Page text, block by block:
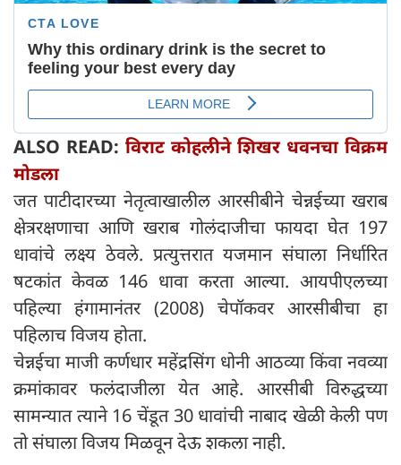
ALSO READ: विराट कोहलीने शिखर धवनचा विक्रम
मोडला
जत पाटीदारच्या नेतृत्वाखालील आरसीबीने चेन्नईच्या खराब
क्षेत्ररक्षणाचा आणि खराब गोलंदाजीचा फायदा घेत 197
धावांचे लक्ष्य ठेवले. प्रत्युत्तरात यजमान संघाला निर्धारित
षटकांत केवळ 146 धावा करता आल्या. आयपीएलच्या
पहिल्या हंगामानंतर (2008) चेपॉकवर आरसीबीचा हा
पहिलाच विजय होता.
चेन्नईचा माजी कर्णधार महेंद्रसिंग धोनी आठव्या किंवा नवव्या
क्रमांकावर फलंदाजीला येत आहे. आरसीबी विरुद्धच्या
सामन्यात त्याने 16 चेंडूत 30 धावांची नाबाद खेळी केली पण
तो संघाला विजय मिळवून देऊ शकला नाही.